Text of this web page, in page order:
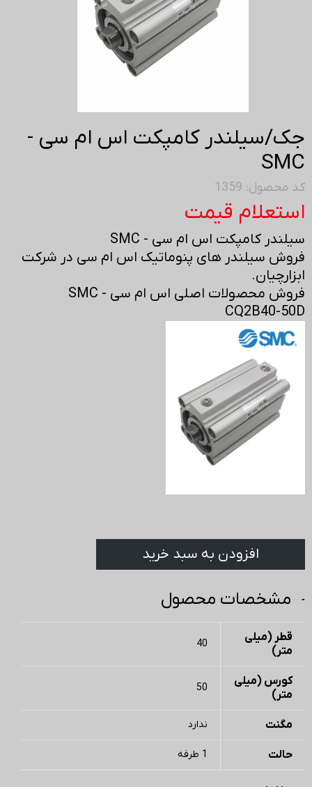
جک/سیلندر کامپکت اس ام سی -
SMC
کد محصول: 1359
استعلام قیمت
سیلندر کامپکت اس ام سی - SMC
فروش سیلندر های پنوماتیک اس ام سی در شرکت
ابزارچیان.
فروش محصولات اصلی اس ام سی - SMC
CQ2B40-50D
افزودن به سبد خرید
مشخصات محصول
قطر (میلی
متر)
40
کورس (میلی
متر)
50
مگنت ندارد
حالت 1 طرفه